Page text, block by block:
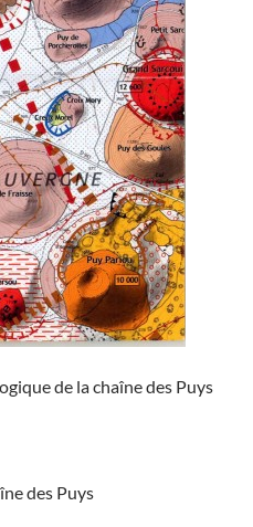
de la chaîne des Puys
des Puys